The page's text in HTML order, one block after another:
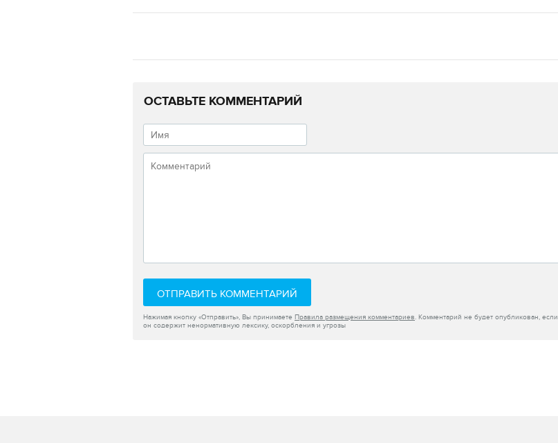
ОСТАВЬТЕ КОММЕНТАРИЙ
ОТПРАВИТЬ КОММЕНТАРИЙ
Нажимая кнопку «Отправить», Вы принимаете Правила размещения комментариев. Комментарий не будет опубликован, если
он содержит ненормативную лексику, оскорбления и угрозы